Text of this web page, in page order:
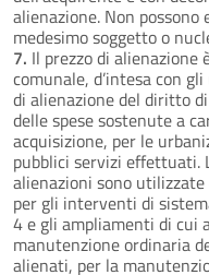
alienazione. Non
medesimo soggetto o
7. Il prezzo di alienazione
comunale, d’intesa con
di alienazione del diritto
delle spese sostenute a
acquisizione, per le
pubblici servizi effettuati.
alienazioni sono
per gli interventi di
4 e gli ampliamenti di cui
manutenzione ordinaria
alienati, per la